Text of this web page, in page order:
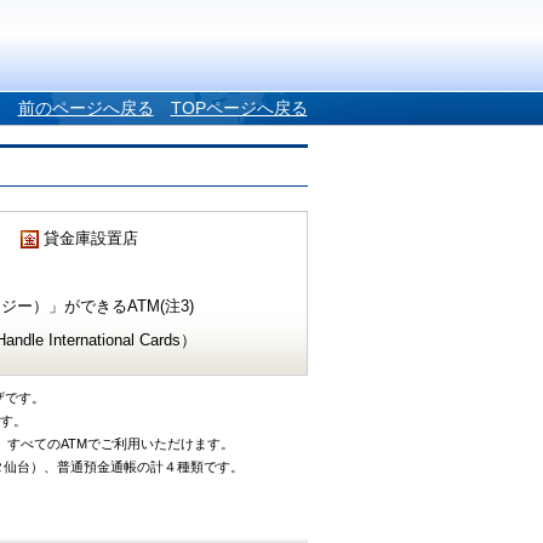
前のページへ戻る TOPページへ戻る
貸金庫設置店
ー）」ができるATM(注3)
International Cards）
す。
。
べてのATMでご利用いただけます。
台）、普通預金通帳の計４種類です。